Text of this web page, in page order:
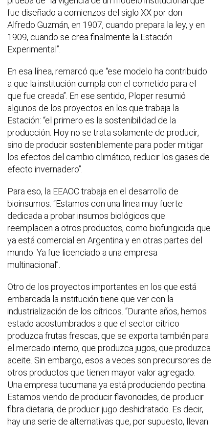
fue diseñado a comienzos del siglo XX por don
Alfredo Guzmán, en 1907, cuando prepara la ley, y en
1909, cuando se crea finalmente la Estación
Experimental”.
En esa línea, remarcó que “ese modelo ha contribuido
a que la institución cumpla con el cometido para el
que fue creada”. En ese sentido, Ploper resumió
algunos de los proyectos en los que trabaja la
Estación: “el primero es la sostenibilidad de la
producción. Hoy no se trata solamente de producir,
sino de producir sosteniblemente para poder mitigar
los efectos del cambio climático, reducir los gases de
efecto invernadero”.
Para eso, la EEAOC trabaja en el desarrollo de
bioinsumos. “Estamos con una línea muy fuerte
dedicada a probar insumos biológicos que
reemplacen a otros productos, como biofungicida que
ya está comercial en Argentina y en otras partes del
mundo. Ya fue licenciado a una empresa
multinacional”.
Otro de los proyectos importantes en los que está
embarcada la institución tiene que ver con la
industrialización de los cítricos. “Durante años, hemos
estado acostumbrados a que el sector cítrico
produzca frutas frescas, que se exporta también para
el mercado interno, que produzca jugos, que produzca
aceite. Sin embargo, esos a veces son precursores de
otros productos que tienen mayor valor agregado.
Una empresa tucumana ya está produciendo pectina.
Estamos viendo de producir flavonoides, de producir
fibra dietaria, de producir jugo deshidratado. Es decir,
hay una serie de alternativas que, por supuesto, llevan